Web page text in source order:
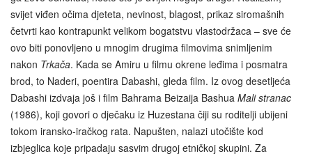
svijet viđen očima djeteta, nevinost, blagost, prikaz siromašnih
četvrti kao kontrapunkt velikom bogatstvu vlastodržaca – sve će
ovo biti ponovljeno u mnogim drugima filmovima snimljenim
nakon Trkača. Kada se Amiru u filmu okrene leđima i posmatra
brod, to Naderi, poentira Dabashi, gleda film. Iz ovog desetljeća
Dabashi izdvaja još i film Bahrama Beizaija Bashua Mali stranac
(1986), koji govori o dječaku iz Huzestana čiji su roditelji ubijeni
tokom iransko-iračkog rata. Napušten, nalazi utočište kod
izbjeglica koje pripadaju sasvim drugoj etničkoj skupini. Za